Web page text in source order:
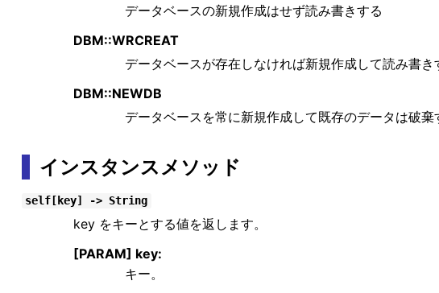
データベースの新規作成はせず読み書きする
DBM::WRCREAT
データベースが存在しなければ新規作成して読み書き
DBM::NEWDB
データベースを常に新規作成して既存のデータは破棄
インスタンスメソッド
self[key] -> String
key をキーとする値を返します。
[PARAM] key:
キー。